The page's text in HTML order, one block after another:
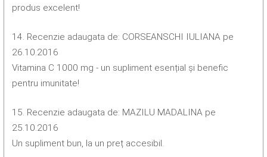
produs excelent!
14. Recenzie adaugata de: CORSEANSCHI IULIANA pe
26.10.2016
Vitamina C 1000 mg - un supliment esențial și benefic
pentru imunitate!
15. Recenzie adaugata de: MAZILU MADALINA pe
25.10.2016
Un supliment bun, la un preț accesibil.